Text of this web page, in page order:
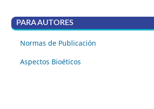
PARA AUTORES
Normas de Publicación
Aspectos Bioéticos